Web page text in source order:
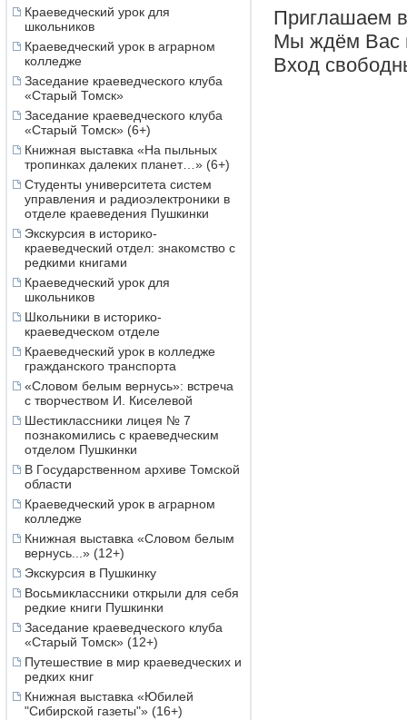
Краеведческий урок для
школьников
Краеведческий урок в аграрном
колледже
Заседание краеведческого клуба
«Старый Томск»
Заседание краеведческого клуба
«Старый Томск» (6+)
Книжная выставка «На пыльных
тропинках далеких планет…» (6+)
Студенты университета систем
управления и радиоэлектроники в
отделе краеведения Пушкинки
Экскурсия в историко-
краеведческий отдел: знакомство с
редкими книгами
Краеведческий урок для
школьников
Школьники в историко-
краеведческом отделе
Краеведческий урок в колледже
гражданского транспорта
«Словом белым вернусь»: встреча
с творчеством И. Киселевой
Шестиклассники лицея № 7
познакомились с краеведческим
отделом Пушкинки
В Государственном архиве Томской
области
Краеведческий урок в аграрном
колледже
Книжная выставка «Словом белым
вернусь...» (12+)
Экскурсия в Пушкинку
Восьмиклассники открыли для себя
редкие книги Пушкинки
Заседание краеведческого клуба
«Старый Томск» (12+)
Путешествие в мир краеведческих и
редких книг
Книжная выставка «Юбилей
"Сибирской газеты"» (16+)
Приглашаем
Мы ждём Вас
Вход